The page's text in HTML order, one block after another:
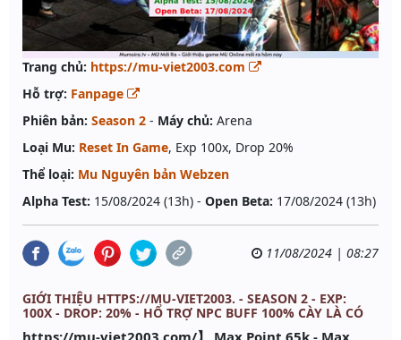
Trang chủ: https://mu-viet2003.com
Hỗ trợ: Fanpage
Phiên bản: Season 2 - Máy chủ: Arena
Loại Mu: Reset In Game, Exp 100x, Drop 20%
Thể loại: Mu Nguyên bản Webzen
Alpha Test: 15/08/2024 (13h) - Open Beta: 17/08/2024 (13h)
11/08/2024 | 08:27
GIỚI THIỆU HTTPS://MU-VIET2003. - SEASON 2 - EXP:
100X - DROP: 20% - HỔ TRỢ NPC BUFF 100% CÀY LÀ CÓ